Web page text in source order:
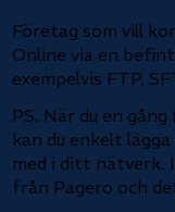
Företag som vill
Online via en
exempelvis FTP,
PS. När du en
kan du enkelt
med i ditt nätverk.
från Pagero och